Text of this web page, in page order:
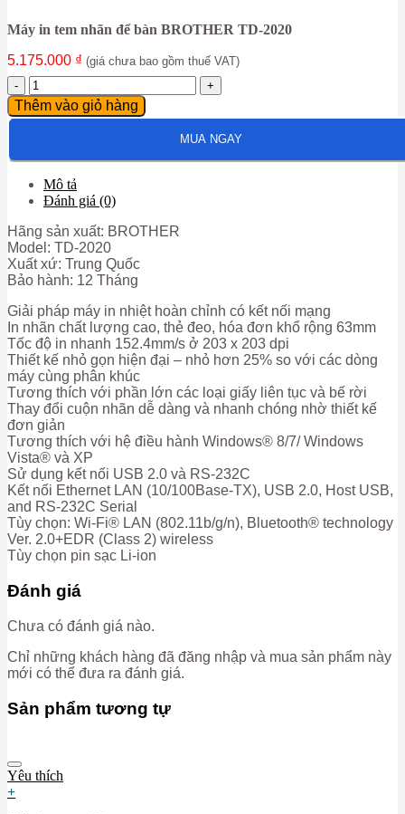
Máy in tem nhãn để bàn BROTHER TD-2020
5.175.000 ₫ (giá chưa bao gồm thuế VAT)
Máy
in
tem
bàn
BROTHER
TD-
số
lượng
Thêm vào giỏ hàng
MUA NGAY
Mô tả
Đánh giá (0)
Hãng sản xuất: BROTHER
Model: TD-2020
Xuất xứ: Trung Quốc
Bảo hành: 12 Tháng
Giải pháp máy in nhiệt hoàn chỉnh có kết nối mạng
In nhãn chất lượng cao, thẻ đeo, hóa đơn khổ rộng 63mm
Tốc độ in nhanh 152.4mm/s ở 203 x 203 dpi
Thiết kế nhỏ gọn hiện đại – nhỏ hơn 25% so với các dòng
máy cùng phân khúc
Tương thích với phần lớn các loại giấy liên tục và bế rời
Thay đổi cuộn nhãn dễ dàng và nhanh chóng nhờ thiết kế
đơn giản
Tương thích với hệ điều hành Windows® 8/7/ Windows
Vista® và XP
Sử dụng kết nối USB 2.0 và RS-232C
Kết nối Ethernet LAN (10/100Base-TX), USB 2.0, Host USB,
and RS-232C Serial
Tùy chọn: Wi-Fi® LAN (802.11b/g/n), Bluetooth® technology
Ver. 2.0+EDR (Class 2) wireless
Tùy chọn pin sạc Li-ion
Đánh giá
Chưa có đánh giá nào.
Chỉ những khách hàng đã đăng nhập và mua sản phẩm này
mới có thể đưa ra đánh giá.
Sản phẩm tương tự
Yêu thích
+